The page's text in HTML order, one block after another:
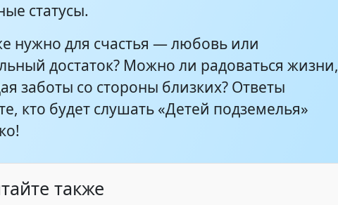
статусы.
нужно для счастья — любовь или
достаток? Можно ли радоваться жизни,
заботы со стороны близких? Ответы
кто будет слушать «Детей подземелья»
также